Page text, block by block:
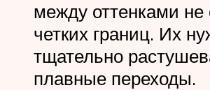
между оттенками не
четких границ. Их
тщательно
плавные переходы.